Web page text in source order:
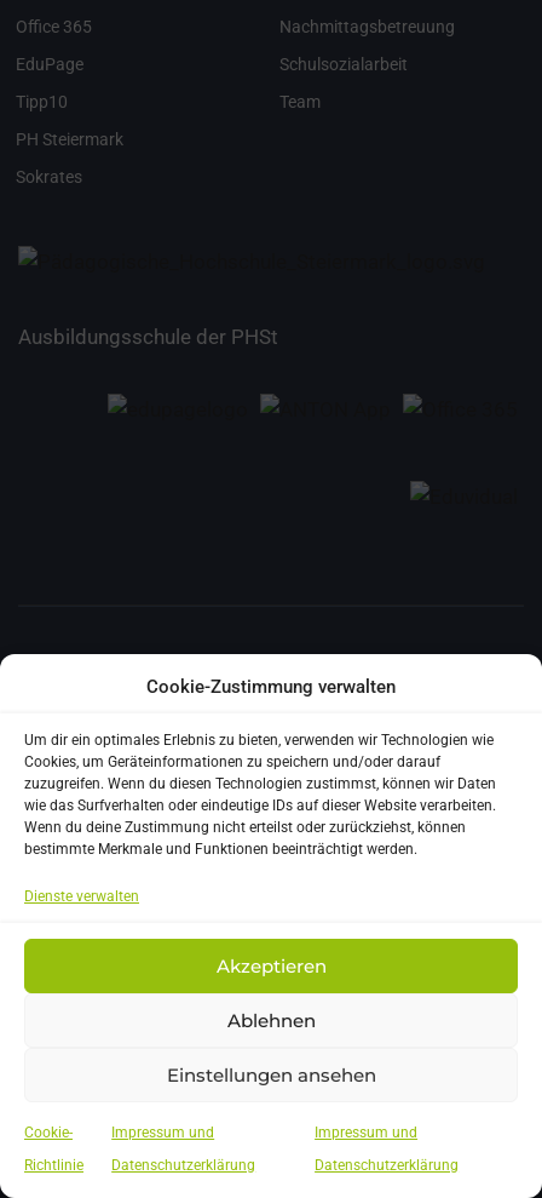
Cookie-Zustimmung verwalten
Um dir ein optimales Erlebnis zu bieten, verwenden wir Technologien wie
Cookies, um Geräteinformationen zu speichern und/oder darauf
zuzugreifen. Wenn du diesen Technologien zustimmst, können wir Daten
wie das Surfverhalten oder eindeutige IDs auf dieser Website verarbeiten.
Wenn du deine Zustimmung nicht erteilst oder zurückziehst, können
bestimmte Merkmale und Funktionen beeinträchtigt werden.
Dienste verwalten
Akzeptieren
Ablehnen
Einstellungen ansehen
Cookie-
Richtlinie
Impressum und
Datenschutzerklärung
Impressum und
Datenschutzerklärung
Office 365
EduPage
Tipp10
PH Steiermark
Sokrates
Nachmittagsbetreuung
Schulsozialarbeit
Team
Ausbildungsschule der PHSt
ADRESSE
Wagner Biro Straße 99 | 8020 Graz
© MS SmartCity / ehem. MS Algersdorf - All Rights Reserved